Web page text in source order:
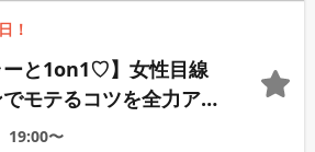
！
ーと1on1♡】女性目線
モテるコツを全力アド
ン恋愛カウンセリン
19:00〜